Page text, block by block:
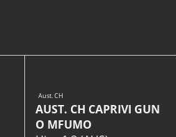
Aust. CH
AUST. CH CAPRIVI GUN
O MFUMO